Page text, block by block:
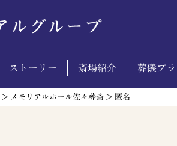
ストーリー 斎場紹介 葬儀プ
> メモリアルホール佐々葬斎 > 匿名